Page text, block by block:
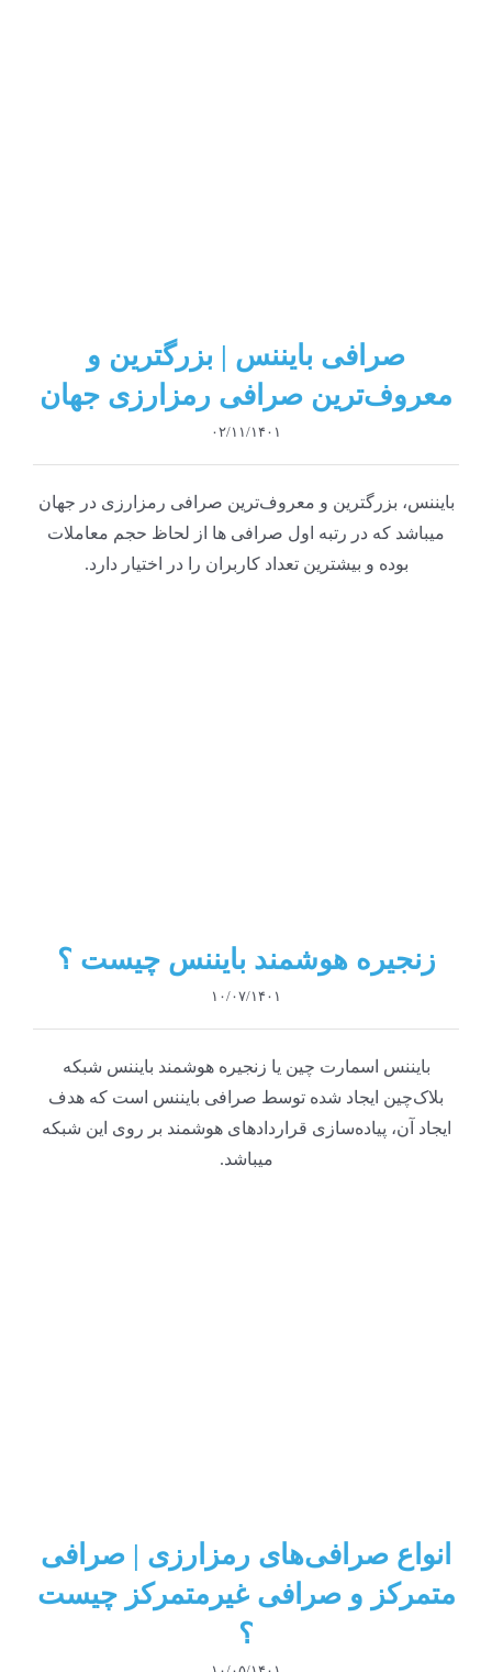
صرافی بایننس | بزرگترین و
معروف‌ترین صرافی رمزارزی جهان
۰۲/۱۱/۱۴۰۱
بایننس، بزرگترین و معروف‌ترین صرافی رمزارزی در جهان
میباشد که در رتبه اول صرافی ها از لحاظ حجم معاملات
بوده و بیشترین تعداد کاربران را در اختیار دارد.
زنجیره هوشمند بایننس چیست ؟
۱۰/۰۷/۱۴۰۱
بایننس اسمارت چین یا زنجیره هوشمند بایننس شبکه
بلاک‌چین ایجاد شده توسط صرافی بایننس است که هدف
ایجاد آن، پیاده‌سازی قراردادهای هوشمند بر روی این شبکه
میباشد.
انواع صرافی‌‌های رمزارزی | صرافی
متمرکز و صرافی غیرمتمرکز چیست
؟